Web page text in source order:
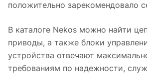
положительно зарекомендовало
В каталоге Nekos можно найти
приводы, а также блоки
устройства отвечают
требованиям по надежности,